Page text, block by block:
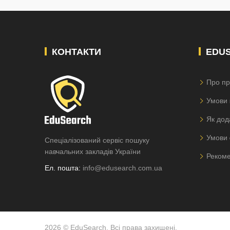
КОНТАКТИ
Спеціалізований сервіс пошуку
навчальних закладів України
Ел. пошта: info@edusearch.com.ua
Про
Умови
Як
Умови
2026 © EduSearch. Всі права захищені.